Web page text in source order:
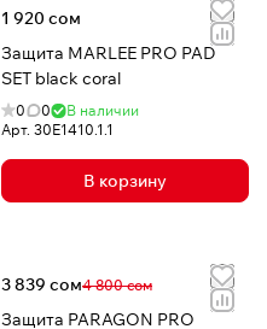
1 920 сом
Защита MARLEE PRO PAD
SET black coral
0 0
В наличии
Арт. 30E1410.1.1
В корзину
3 839 сом4 800 сом
Защита PARAGON PRO